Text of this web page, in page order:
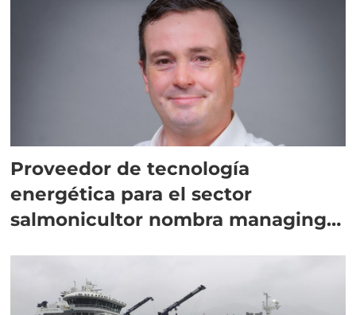
Proveedor de tecnología
energética para el sector
salmonicultor nombra managing